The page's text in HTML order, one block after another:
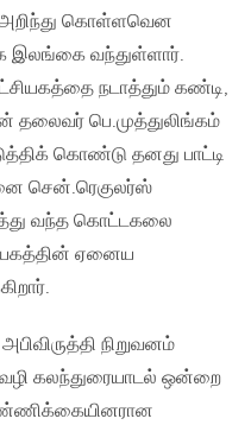
கொள்ளவென
இலங்கை வந்துள்ளார்.
நடாத்தும் கண்டி,
தலைவர் பெ.முத்துலிங்கம்
கொண்டு தனது பாட்டி
சென்.ரெகுலர்ஸ்
வந்த கொட்டகலை
ஏனைய
நிறுவனம்
கலந்துரையாடல் ஒன்றை
எண்ணிக்கையினரான